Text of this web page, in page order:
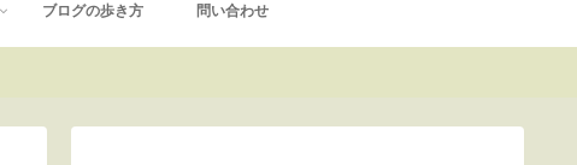
ブログの歩き方 問い合わせ